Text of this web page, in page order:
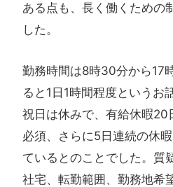
ある点も、長く働くための
した。
勤務時間は8時30分から17
ると1日1時間程度というお
祝日は休みで、有給休暇20
必須、さらに5日連続の休
ているとのことでした。質
社宅、転勤範囲、勤務地希